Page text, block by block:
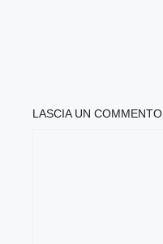
LASCIA UN COMMENTO